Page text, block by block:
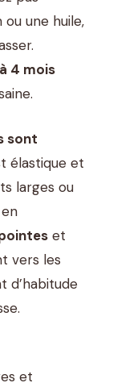
une huile,
4 mois
sont
élastique et
larges ou
et
vers les
d’habitude
et